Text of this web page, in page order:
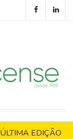
ÚLTIMA EDIÇÃO